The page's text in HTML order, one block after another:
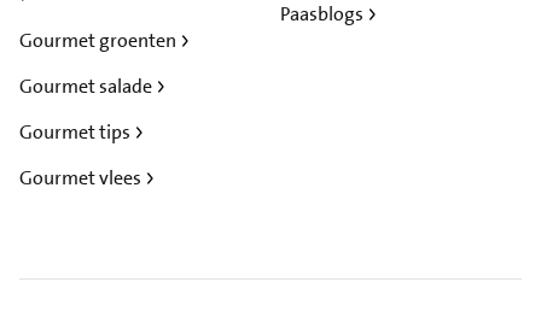
Gourmet groenten
Gourmet salade
Gourmet tips
Gourmet vlees
Paasblogs